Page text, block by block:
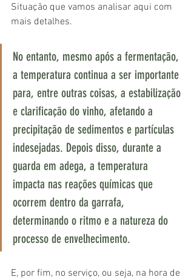
Situação que vamos analisar aqui com
mais detalhes.
No entanto, mesmo após a fermentação,
a temperatura continua a ser importante
para, entre outras coisas, a estabilização
e clarificação do vinho, afetando a
precipitação de sedimentos e partículas
indesejadas. Depois disso, durante a
guarda em adega, a temperatura
impacta nas reações químicas que
ocorrem dentro da garrafa,
determinando o ritmo e a natureza do
processo de envelhecimento.
E, por fim, no serviço, ou seja, na hora de